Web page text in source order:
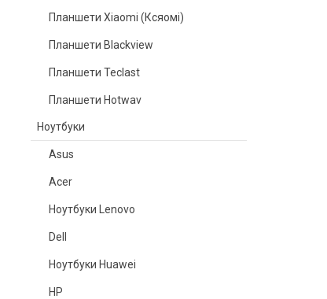
Планшети Xiaomi (Ксяомі)
Планшети Blackview
Планшети Teclast
Планшети Hotwav
Ноутбуки
Asus
Acer
Ноутбуки Lenovo
Dell
Ноутбуки Huawei
HP